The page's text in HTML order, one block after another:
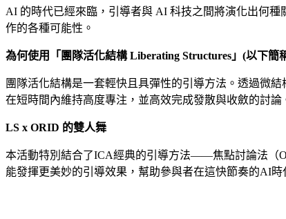
AI 的時代已經來臨，引導者與 AI 科技之間將演化出何
作的各種可能性。
為何使用「團隊活化結構 Liberating Structures」(以下簡
團隊活化結構是一套輕快且具彈性的引導方法。透過微
在短時間內維持高度專注，並高效完成發散與收斂的討論
LS x ORID 的雙人舞
本活動特別結合了ICA經典的引導方法——焦點討論法（
能發揮更美妙的引導效果，幫助參與者在這快節奏的AI時